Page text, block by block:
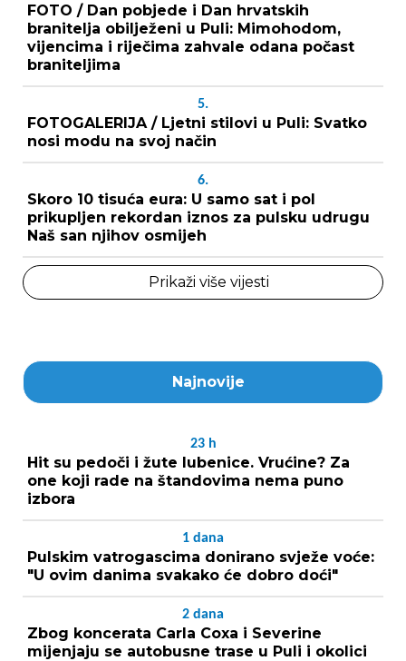
FOTO / Dan pobjede i Dan hrvatskih
branitelja obilježeni u Puli: Mimohodom,
vijencima i riječima zahvale odana počast
braniteljima
5.
FOTOGALERIJA / Ljetni stilovi u Puli: Svatko
nosi modu na svoj način
6.
Skoro 10 tisuća eura: U samo sat i pol
prikupljen rekordan iznos za pulsku udrugu
Naš san njihov osmijeh
Prikaži više vijesti
Najnovije
23 h
Hit su pedoči i žute lubenice. Vrućine? Za
one koji rade na štandovima nema puno
izbora
1 dana
Pulskim vatrogascima donirano svježe voće:
"U ovim danima svakako će dobro doći"
2 dana
Zbog koncerata Carla Coxa i Severine
mijenjaju se autobusne trase u Puli i okolici